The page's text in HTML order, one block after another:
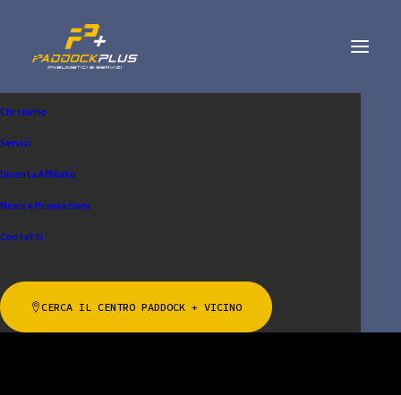
Chi siamo
Servizi
Diventa Affiliato
News e Promozioni
Contatti
CERCA IL CENTRO PADDOCK + VICINO
Pneumatici agricoltura